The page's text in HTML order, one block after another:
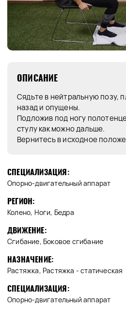
ОПИСАНИЕ
Сядьте в нейтральную позу,
назад и опущены.
Подложив под ногу
стулу как можно дальше.
Вернитесь в исходное
СПЕЦИАЛИЗАЦИЯ:
Опорно-двигательный аппарат
РЕГИОН:
Колено, Ноги, Бедра
ДВИЖЕНИЕ:
Сгибание, Боковое сгибание
НАЗНАЧЕНИЕ:
Растяжка, Растяжка - статическая
СПЕЦИАЛИЗАЦИЯ:
Опорно-двигательный аппарат